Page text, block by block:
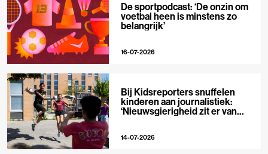
De sportpodcast: ‘De onzin om
voetbal heen is minstens zo
belangrijk’
16-07-2026
Bij Kidsreporters snuffelen
kinderen aan journalistiek:
‘Nieuwsgierigheid zit er van
14-07-2026